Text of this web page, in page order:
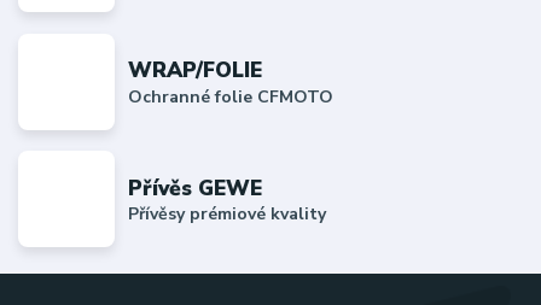
WRAP/FOLIE
Ochranné folie CFMOTO
Přívěs GEWE
Přívěsy prémiové kvality